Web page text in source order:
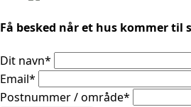
Få besked når et hus kommer til
Dit navn*
Email*
Postnummer / område*